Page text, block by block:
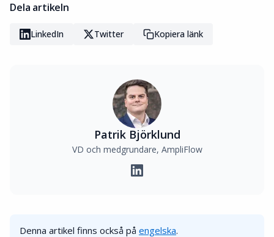
Dela artikeln
LinkedIn Twitter Kopiera länk
Patrik Björklund
VD och medgrundare, AmpliFlow
Denna artikel finns också på engelska.